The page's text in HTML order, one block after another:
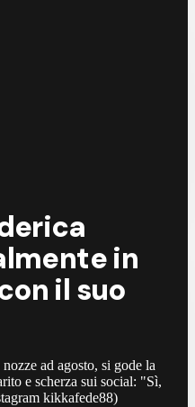
in
il suo
ad agosto, si gode la
e scherza sui social: "Sì,
kikkafede88)